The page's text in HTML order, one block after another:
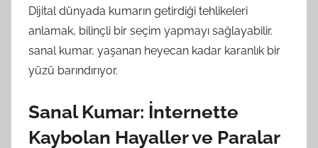
Dijital dünyada kumarın getirdiği tehlikeleri
anlamak, bilinçli bir seçim yapmayı sağlayabilir.
sanal kumar, yaşanan heyecan kadar karanlık bir
yüzü barındırıyor.
Sanal Kumar: İnternette
Kaybolan Hayaller ve Paralar